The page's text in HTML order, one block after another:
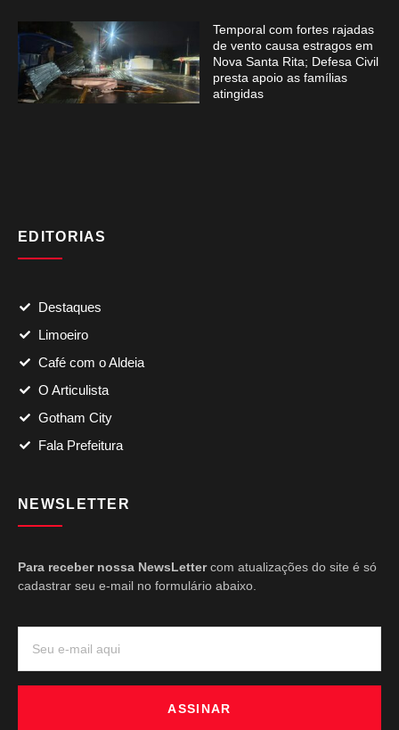
Temporal com fortes rajadas
de vento causa estragos em
Nova Santa Rita; Defesa Civil
presta apoio as famílias
atingidas
EDITORIAS
Destaques
Limoeiro
Café com o Aldeia
O Articulista
Gotham City
Fala Prefeitura
NEWSLETTER
Para receber nossa NewsLettercom atualizações do site é só
cadastrar seu e-mail no formulário abaixo.
ASSINAR